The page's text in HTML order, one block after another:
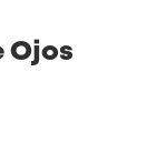
Ojos